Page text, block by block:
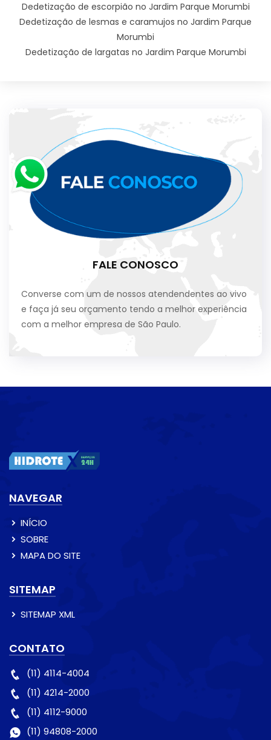
Dedetização de escorpião no Jardim Parque Morumbi
Dedetização de lesmas e caramujos no Jardim Parque
Morumbi
Dedetização de largatas no Jardim Parque Morumbi
FALE CONOSCO
Converse com um de nossos atendendentes ao vivo
e faça já seu orçamento tendo a melhor experiência
com a melhor empresa de São Paulo.
NAVEGAR
INÍCIO
SOBRE
MAPA DO SITE
SITEMAP
SITEMAP XML
CONTATO
(11) 4114-4004
(11) 4214-2000
(11) 4112-9000
(11) 94808-2000